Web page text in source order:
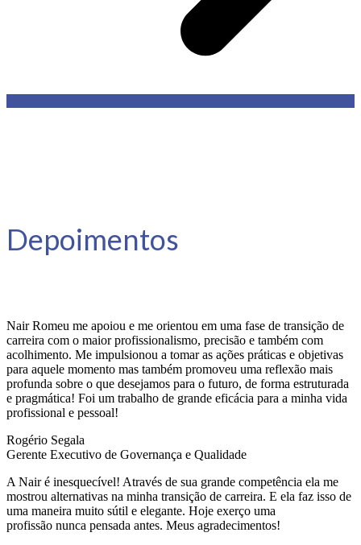
Depoimentos
Nair Romeu me apoiou e me orientou em uma fase de transição de
carreira com o maior profissionalismo, precisão e também com
acolhimento. Me impulsionou a tomar as ações práticas e objetivas
para aquele momento mas também promoveu uma reflexão mais
profunda sobre o que desejamos para o futuro, de forma estruturada
e pragmática! Foi um trabalho de grande eficácia para a minha vida
profissional e pessoal!
Rogério Segala
Gerente Executivo de Governança e Qualidade
A Nair é inesquecível! Através de sua grande competência ela me
mostrou alternativas na minha transição de carreira. E ela faz isso de
uma maneira muito sútil e elegante. Hoje exerço uma
profissão nunca pensada antes. Meus agradecimentos!